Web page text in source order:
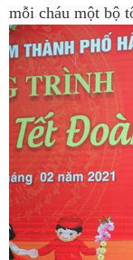
mỗi cháu một bộ